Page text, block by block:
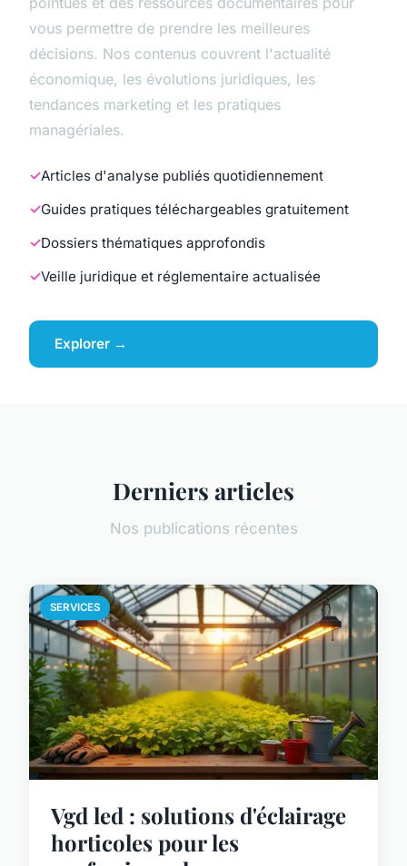
vous permettre de prendre les meilleures
décisions. Nos contenus couvrent l'actualité
économique, les évolutions juridiques, les
tendances marketing et les pratiques
managériales.
Articles d'analyse publiés quotidiennement
Guides pratiques téléchargeables gratuitement
Dossiers thématiques approfondis
Veille juridique et réglementaire actualisée
Explorer →
Derniers articles
Nos publications récentes
SERVICES
Vgd led : solutions d'éclairage
horticoles pour les